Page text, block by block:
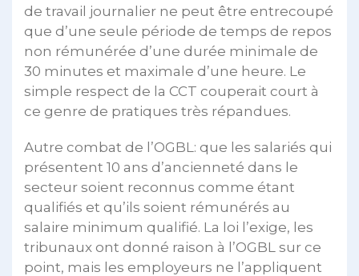
de travail journalier ne peut être entrecoupé
que d’une seule période de temps de repos
non rémunérée d’une durée minimale de
30 minutes et maximale d’une heure. Le
simple respect de la CCT couperait court à
ce genre de pratiques très répandues.
Autre combat de l’OGBL: que les salariés qui
présentent 10 ans d’ancienneté dans le
secteur soient reconnus comme étant
qualifiés et qu’ils soient rémunérés au
salaire minimum qualifié. La loi l’exige, les
tribunaux ont donné raison à l’OGBL sur ce
point, mais les employeurs ne l’appliquent